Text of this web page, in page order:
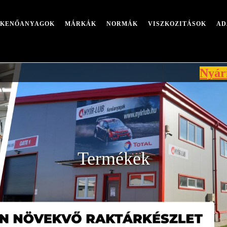
MÁRKÁK NORMÁK VISZKOZITÁSOK
Nyári leállás
Termékek